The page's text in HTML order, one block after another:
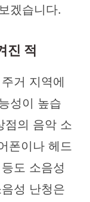
겠습니다.
진 적
거 지역에
성이 높습
점의 음악 소
폰이나 헤드
도 소음성
성 난청은